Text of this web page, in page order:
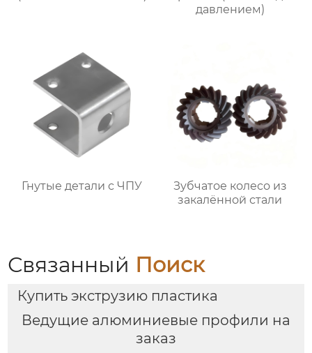
давлением)
Гнутые детали с ЧПУ
Зубчатое колесо из
закалённой стали
Связанный Поиск
Купить экструзию пластика
Ведущие алюминиевые профили на
заказ